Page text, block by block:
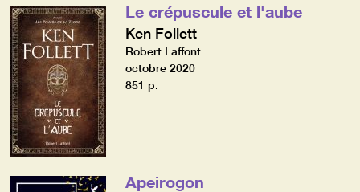
Le crépuscule et l'aube
Ken Follett
Robert Laffont
octobre 2020
851 p.
Apeirogon